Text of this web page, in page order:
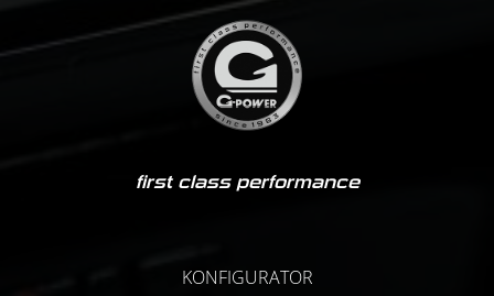
first class performance
KONFIGURATOR